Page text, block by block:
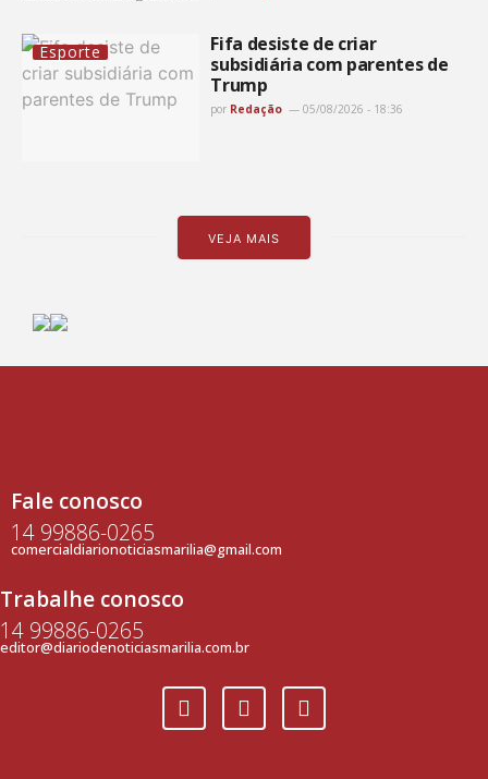
Esporte
Fifa desiste de criar
subsidiária com parentes de
Trump
por Redação 05/08/2026 - 18:36
VEJA MAIS
Fale conosco
14 99886-0265
comercialdiarionoticiasmarilia@gmail.com
Trabalhe conosco
14 99886-0265
editor@diariodenoticiasmarilia.com.br